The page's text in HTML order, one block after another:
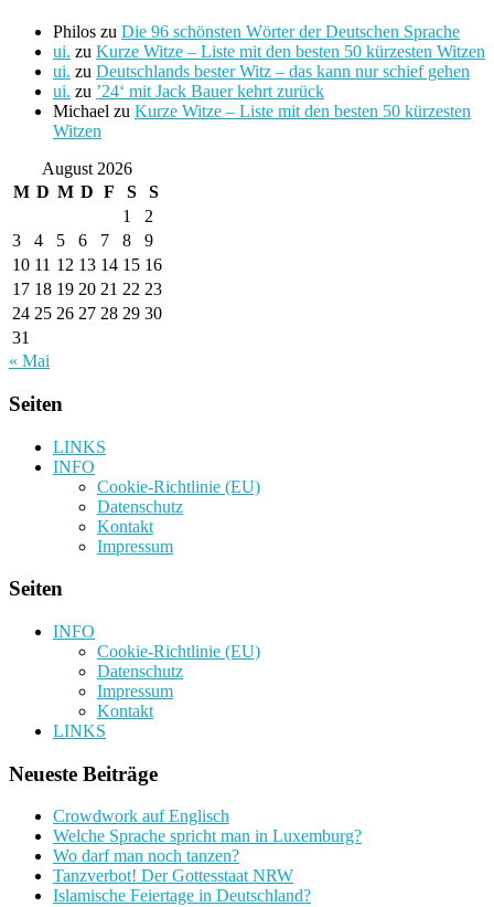
Philos zu Die 96 schönsten Wörter der Deutschen Sprache
ui. zu Kurze Witze – Liste mit den besten 50 kürzesten Witzen
ui. zu Deutschlands bester Witz – das kann nur schief gehen
ui. zu ’24‘ mit Jack Bauer kehrt zurück
Michael zu Kurze Witze – Liste mit den besten 50 kürzesten
Witzen
August 2026
M D M D F S
S
1
2
3
4 5 6 7 8
9
10 11 12 13 14 15 16
17 18 19 20 21 22 23
24 25 26 27 28 29 30
31
« Mai
Seiten
LINKS
INFO
Cookie-Richtlinie (EU)
Datenschutz
Kontakt
Impressum
Seiten
INFO
Cookie-Richtlinie (EU)
Datenschutz
Impressum
Kontakt
LINKS
Neueste Beiträge
Crowdwork auf Englisch
Welche Sprache spricht man in Luxemburg?
Wo darf man noch tanzen?
Tanzverbot! Der Gottesstaat NRW
Islamische Feiertage in Deutschland?